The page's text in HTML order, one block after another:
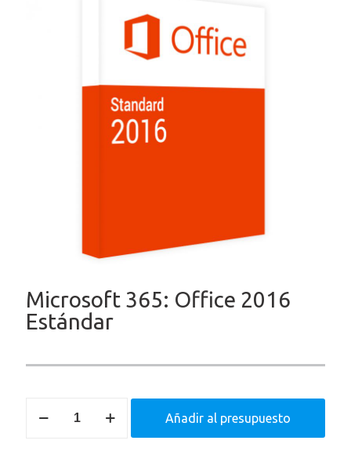
Microsoft 365: Office 2016
Estándar
365:
Añadir al presupuesto